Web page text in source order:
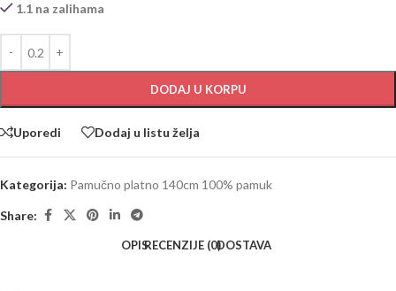
1.1 na zalihama
DODAJ U KORPU
Uporedi Dodaj u listu želja
Kategorija: Pamučno platno 140cm 100% pamuk
Share:
OPISRECENZIJE (0)DOSTAVA